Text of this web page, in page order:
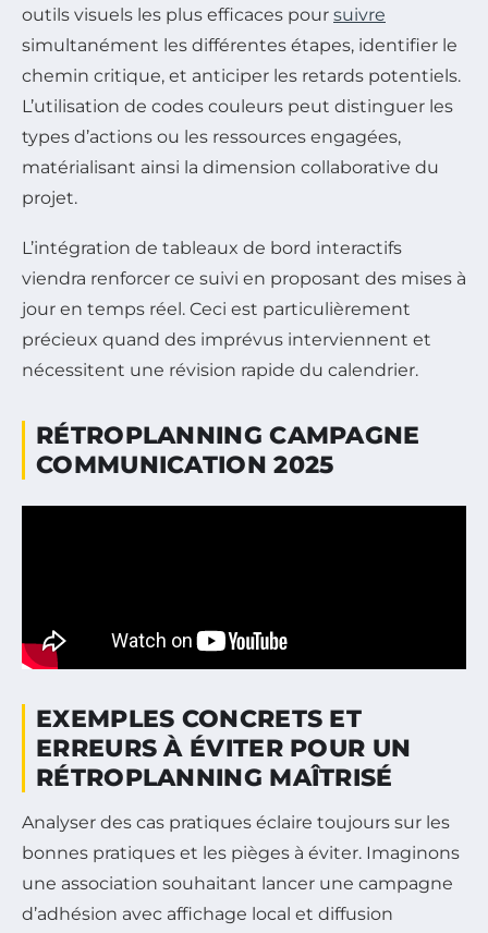
outils visuels les plus efficaces pour suivre
simultanément les différentes étapes, identifier le
chemin critique, et anticiper les retards potentiels.
L’utilisation de codes couleurs peut distinguer les
types d’actions ou les ressources engagées,
matérialisant ainsi la dimension collaborative du
projet.
L’intégration de tableaux de bord interactifs
viendra renforcer ce suivi en proposant des mises à
jour en temps réel. Ceci est particulièrement
précieux quand des imprévus interviennent et
nécessitent une révision rapide du calendrier.
RÉTROPLANNING CAMPAGNE
COMMUNICATION 2025
EXEMPLES CONCRETS ET
ERREURS À ÉVITER POUR UN
RÉTROPLANNING MAÎTRISÉ
Analyser des cas pratiques éclaire toujours sur les
bonnes pratiques et les pièges à éviter. Imaginons
une association souhaitant lancer une campagne
d’adhésion avec affichage local et diffusion